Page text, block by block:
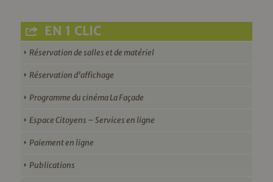
EN 1 CLIC
Réservation de salles et de matériel
Réservation d’affichage
Programme du cinéma La Façade
Espace Citoyens – Services en ligne
Paiement en ligne
Publications